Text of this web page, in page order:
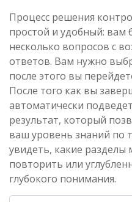
Процесс решения
простой и удобный: вам
несколько вопросов с
ответов. Вам нужно
после этого вы
После того как вы
автоматически
результат, который
ваш уровень знаний по
увидеть, какие разделы
повторить или
глубокого понимания.